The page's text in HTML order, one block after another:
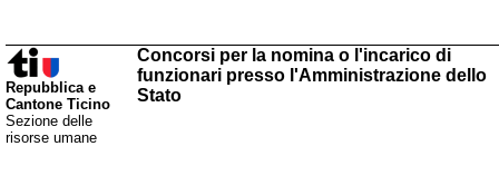
Repubblica e
Cantone Ticino
Sezione delle
risorse umane
Concorsi per la nomina o l'incarico di
funzionari presso l'Amministrazione dello
Stato